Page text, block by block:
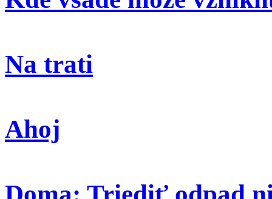
Na trati
Ahoj